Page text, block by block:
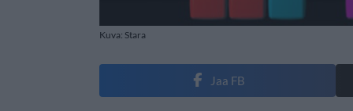
Kuva: Stara
Jaa FB